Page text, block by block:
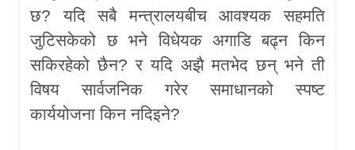
छ? यदि सबै मन्त्रालयबीच आवश्यक सहमति
जुटिसकेको छ भने विधेयक अगाडि बढ्न किन
सकिरहेको छैन? र यदि अझै मतभेद छन् भने ती
विषय सार्वजनिक गरेर समाधानको स्पष्ट
कार्ययोजना किन नदिइने?